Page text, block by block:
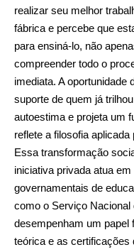
realizar seu melhor
fábrica e percebe que
para ensiná-lo, não
compreender todo o
imediata. A oportunidade
suporte de quem já
autoestima e projeta um
reflete a filosofia
Essa transformação
iniciativa privada atua
governamentais de
como o Serviço Nacional
desempenham um papel
teórica e as